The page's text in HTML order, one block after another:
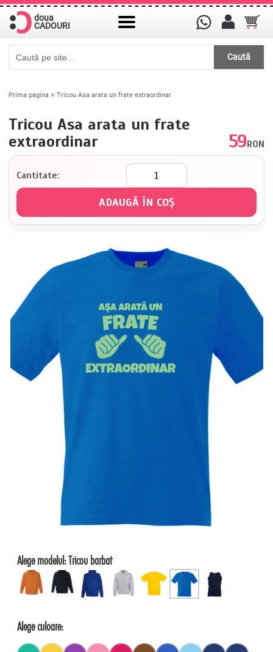
doua
CADOURI
Caută
Prima pagina » Tricou Asa arata un frate extraordinar
Tricou Asa arata un frate
extraordinar
59RON
Cantitate:
Alege modelul:Tricou barbat
Alege culoare: